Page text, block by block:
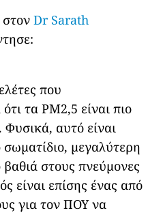
στονDr Sarath
που
τα PM2,5 είναι πιο
αυτό είναι
μεγαλύτερη
στους πνεύμονες
είναι επίσης ένας από
για τον ΠΟΥ να